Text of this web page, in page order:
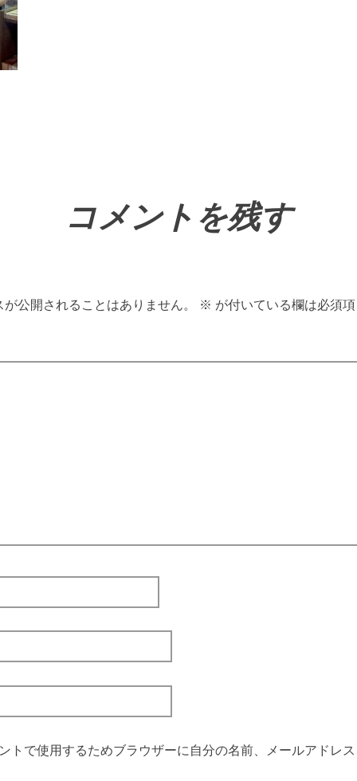
コメントを残す
公開されることはありません。 ※ が付いている欄は必須
トで使用するためブラウザーに自分の名前、メールアドレ